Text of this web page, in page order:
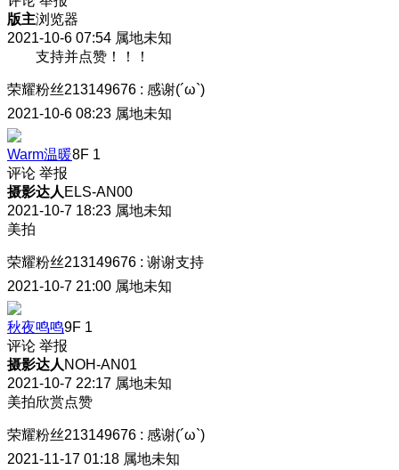
版主浏览器
2021-10-6 07:54 属地未知
支持并点赞！！！
荣耀粉丝213149676 : 感谢(´ω`)
2021-10-6 08:23 属地未知
Warm温暖8F 1
评论 举报
摄影达人 ELS-AN00
2021-10-7 18:23 属地未知
美拍
荣耀粉丝213149676 : 谢谢支持
2021-10-7 21:00 属地未知
秋夜鸣鸣9F 1
评论 举报
摄影达人 NOH-AN01
2021-10-7 22:17 属地未知
美拍欣赏点赞
荣耀粉丝213149676 : 感谢(´ω`)
2021-11-17 01:18 属地未知